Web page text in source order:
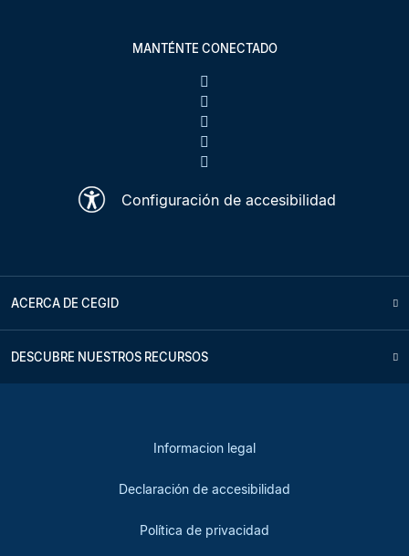
MANTÉNTE CONECTADO
Configuración de accesibilidad
ACERCA DE CEGID
DESCUBRE NUESTROS RECURSOS
Informacion legal
Declaración de accesibilidad
Política de privacidad